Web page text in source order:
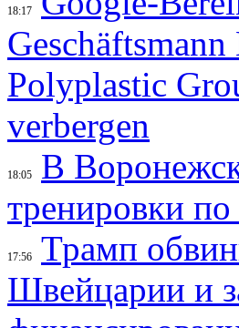
18:17
Polyplastic
verbergen
18:05
В
тренировки по
17:56
Трамп
Швейцарии и